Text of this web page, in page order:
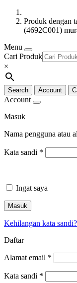
Produk
(4692C001)
Menu
Cari Produk
×
Search Account
Account
Masuk
Nama pengguna atau
Kata sandi *
Ingat saya
Masuk
Kehilangan kata sandi?
Daftar
Alamat email *
Kata sandi *